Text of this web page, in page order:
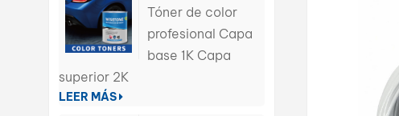
Tóner de color
profesional Capa
base 1K Capa
superior 2K
LEER MÁS